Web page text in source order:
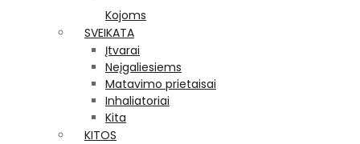
Kojoms
SVEIKATA
Įtvarai
Neįgaliesiems
Matavimo prietaisai
Inhaliatoriai
Kita
KITOS